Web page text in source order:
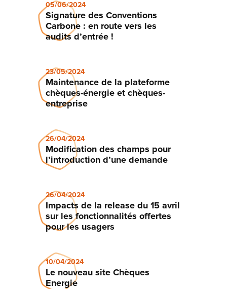
05/06/2024
Signature des Conventions
Carbone : en route vers les
audits d’entrée !
23/05/2024
Maintenance de la plateforme
chèques-énergie et chèques-
entreprise
26/04/2024
Modification des champs pour
l’introduction d’une demande
26/04/2024
Impacts de la release du 15 avril
sur les fonctionnalités offertes
pour les usagers
10/04/2024
Le nouveau site Chèques
Energie